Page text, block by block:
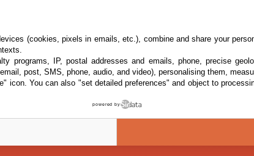
(cookies, pixels in emails, etc.), combine and share your
programs, IP, postal addresses and emails, phone, precise
post, SMS, phone, audio, and video), personalising them,
icon. You can also "set detailed preferences" and object to
powered by